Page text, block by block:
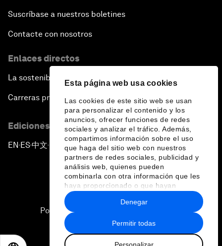
Esta página web usa cookies
Las cookies de este sitio web se usan
para personalizar el contenido y los
anuncios, ofrecer funciones de redes
sociales y analizar el tráfico. Además,
compartimos información sobre el uso
que haga del sitio web con nuestros
partners de redes sociales, publicidad y
análisis web, quienes pueden
combinarla con otra información que les
haya proporcionado o que hayan
recopilado a partir del uso que haya
hecho de sus servicios.
Permitir todas
Personalizar
Denegar
Suscríbase a nuestros boletines
Contacte con nosotros
Enlaces directos
La sostenibilidad en el Foro
Carreras profesionales
Ediciones en otros idiomas
EN ▪ ES▪中文▪ 日本語
Política de privacidad y normas de uso